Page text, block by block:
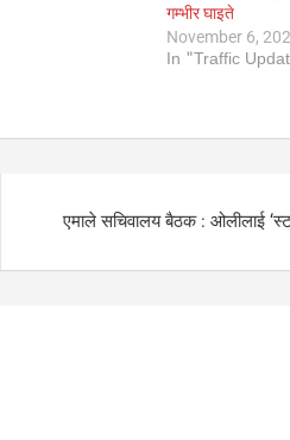
गम्भीर घाइते
November 6,
In "Traffic
एमाले सचिवालय बैठक : ओलीलाई